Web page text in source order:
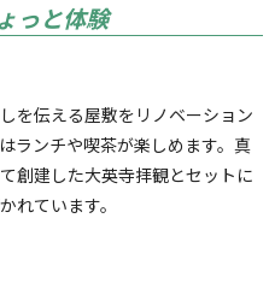
っと体験
を伝える屋敷をリノベーション
ランチや喫茶が楽しめます。真
創建した大英寺拝観とセットに
れています。